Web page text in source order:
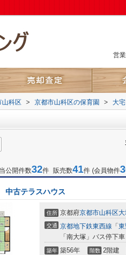
営
山科区 > 京都市山科区の保育園 > 大
公開件数32件 販売数41件 (会員物件
中古テラスハウス
住所 京都府京都市山科区
交通 京都地下鉄東西線 「
「南大塚」バス停下
築年 築56年 階数 2階建